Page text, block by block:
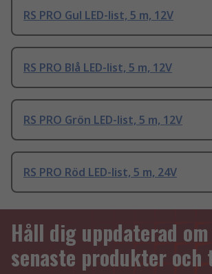
RS PRO Gul LED-list, 5 m, 12V
RS PRO Blå LED-list, 5 m, 12V
RS PRO Grön LED-list, 5 m, 12V
RS PRO Röd LED-list, 5 m, 24V
Håll dig uppdaterad
senaste produkter